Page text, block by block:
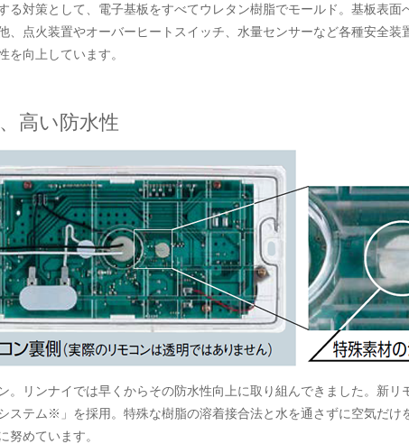
対策として、電子基板をすべてウレタン樹脂でモールド。基板表面
、点火装置やオーバーヒートスイッチ、水量センサーなど各種安全装
を向上しています。
高い防水性
。リンナイでは早くからその防水性向上に取り組んできました。新リ
ステム※」を採用。特殊な樹脂の溶着接合法と水を通さずに空気だけ
努めています。